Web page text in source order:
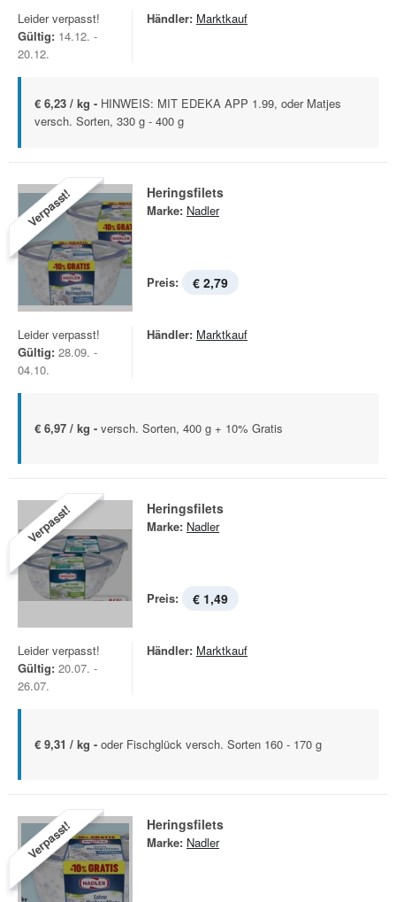
Leider verpasst!
Gültig: 14.12. -
20.12.
Händler: Marktkauf
€ 6,23 / kg - HINWEIS: MIT EDEKA APP 1.99, oder Matjes
versch. Sorten, 330 g - 400 g
Verpasst! Heringsfilets
Marke: Nadler
Preis: € 2,79
Leider verpasst!
Gültig: 28.09. -
04.10.
Händler: Marktkauf
€ 6,97 / kg - versch. Sorten, 400 g + 10% Gratis
Verpasst! Heringsfilets
Marke: Nadler
Preis: € 1,49
Leider verpasst!
Gültig: 20.07. -
26.07.
Händler: Marktkauf
€ 9,31 / kg - oder Fischglück versch. Sorten 160 - 170 g
Verpasst! Heringsfilets
Marke: Nadler